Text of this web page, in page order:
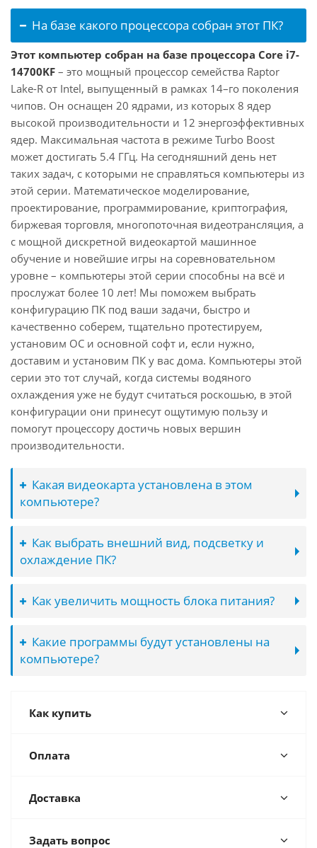
На базе какого процессора собран этот ПК?
Этот компьютер собран на базе процессора Core i7-
14700KF – это мощный процессор семейства Raptor
Lake-R от Intel, выпущенный в рамках 14–го поколения
чипов. Он оснащен 20 ядрами, из которых 8 ядер
высокой производительности и 12 энергоэффективных
ядер. Максимальная частота в режиме Turbo Boost
может достигать 5.4 ГГц. На сегодняшний день нет
таких задач, с которыми не справляться компьютеры из
этой серии. Математическое моделирование,
проектирование, программирование, криптография,
биржевая торговля, многопоточная видеотрансляция, а
с мощной дискретной видеокартой машинное
обучение и новейшие игры на соревновательном
уровне – компьютеры этой серии способны на всё и
прослужат более 10 лет! Мы поможем выбрать
конфигурацию ПК под ваши задачи, быстро и
качественно соберем, тщательно протестируем,
установим ОС и основной софт и, если нужно,
доставим и установим ПК у вас дома. Компьютеры этой
серии это тот случай, когда системы водяного
охлаждения уже не будут считаться роскошью, в этой
конфигурации они принесут ощутимую пользу и
помогут процессору достичь новых вершин
производительности.
Какая видеокарта установлена в этом
компьютере?
Как выбрать внешний вид, подсветку и
охлаждение ПК?
Как увеличить мощность блока питания?
Какие программы будут установлены на
компьютере?
Как купить
Оплата
Доставка
Задать вопрос